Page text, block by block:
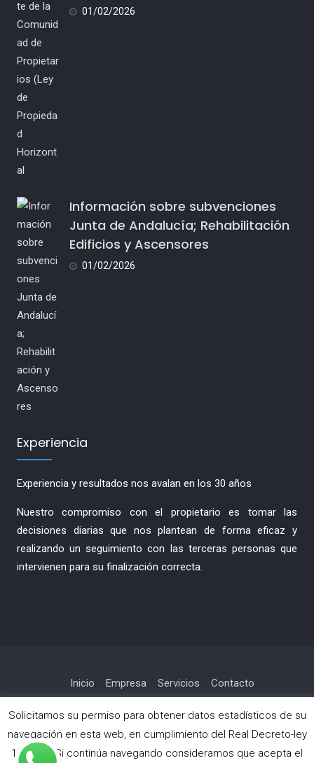
01/02/2026
Información sobre subvenciones
Junta de Andalucía; Rehabilitación
Edificios y Ascensores
01/02/2026
Experiencia
Experiencia y resultados nos avalan en los 30 años
Nuestro compromiso con el propietario es tomar las
decisiones diarias que nos plantean de forma eficaz y
realizando un seguimiento con las terceras personas que
intervienen para su finalización correcta.
Inicio Empresa Servicios
Contacto
Política de privacidad
Copyright © Todos los derechos reservados.
Solicitamos su permiso para obtener datos estadísticos de su
navegación en esta web, en cumplimiento del Real Decreto-ley
13/2012. Si continúa navegando consideramos que acepta el